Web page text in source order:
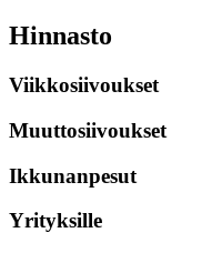
Hinnasto
Viikko­siivoukset
Muutto­siivoukset
Ikkunan­pesut
Yrityksille